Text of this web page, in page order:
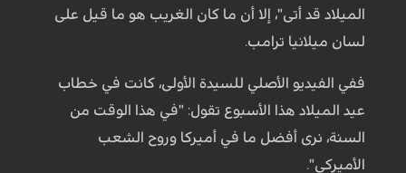
الميلاد قد أتى"، إلا أن ما كان الغريب هو ما قيل على
لسان ميلانيا ترامب.
ففي الفيديو الأصلي للسيدة الأولى، كانت في خطاب
عيد الميلاد هذا الأسبوع تقول: "في هذا الوقت من
السنة، نرى أفضل ما في أميركا وروح الشعب
الأميركي".